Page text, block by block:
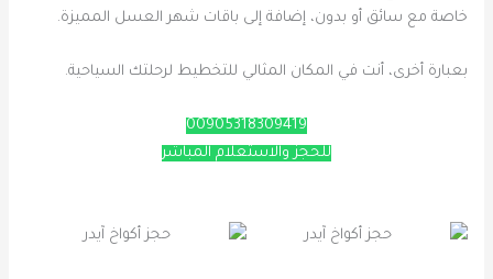
خاصة مع سائق أو بدون، إضافة إلى باقات شهر العسل المميزة.
بعبارة أخرى، أنت في المكان المثالي للتخطيط لرحلتك السياحية.
00905318309419
للحجز والاستعلام المباشر